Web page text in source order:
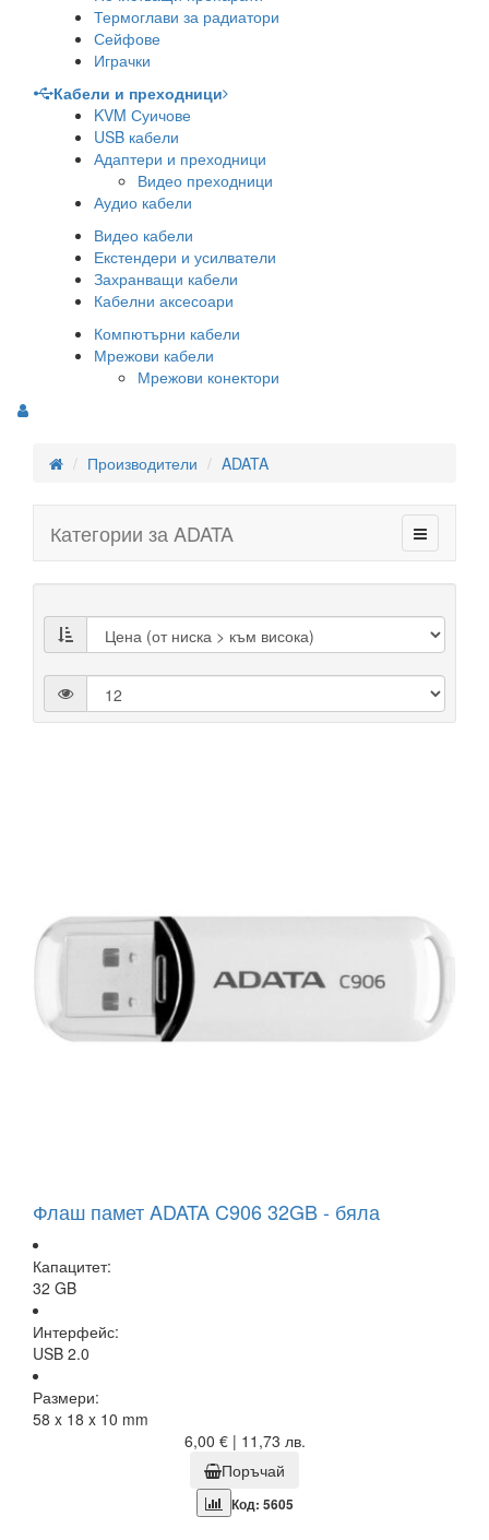
Термоглави за радиатори
Сейфове
Играчки
Кабели и преходници
KVM Суичове
USB кабели
Адаптери и преходници
Видео преходници
Аудио кабели
Видео кабели
Екстендери и усилватели
Захранващи кабели
Кабелни аксесоари
Компютърни кабели
Мрежови кабели
Мрежови конектори
Производители ADATA
Категории за ADATA
Флаш памет ADATA C906 32GB - бяла
Капацитет:
32 GB
Интерфейс:
USB 2.0
Размери:
58 x 18 x 10 mm
6,00 € | 11,73 лв.
Поръчай
Код: 5605